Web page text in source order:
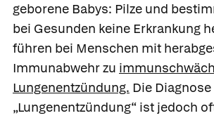
geborene Babys: Pilze und
bei Gesunden keine Erkrankung
führen bei Menschen mit
Immunabwehr zu
Lungenentzündung. Die Diagnose
„Lungenentzündung“ ist jedoch